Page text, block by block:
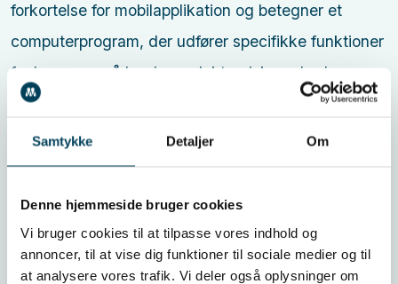
Samtykke Detaljer Om
Denne hjemmeside bruger cookies
Vi bruger cookies til at tilpasse vores indhold og
annoncer, til at vise dig funktioner til sociale medier og til
at analysere vores trafik. Vi deler også oplysninger om
forkortelse for mobilapplikation og betegner et
computerprogram, der udfører specifikke funktioner
for brugeren på bærbare elektroniske enheder.
En mobilapplikation er en type computerprogram
designet til at hjælpe brugere med at udføre
specifikke opgaver på mobile enheder. I
modsætning til systemprogrammer, som kører selve
computeren, er mobilapplikationer fokuseret på